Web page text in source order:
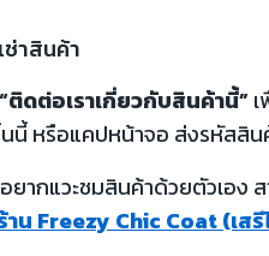
ช่าสินค้า
“ติดต่อเราเกี่ยวกับสินค้านี้”
นี้ หรือแคปหน้าจอ ส่งรหัสสิน
ยากแวะชมสินค้าด้วยตัวเอง
น Freezy Chic Coat (เส